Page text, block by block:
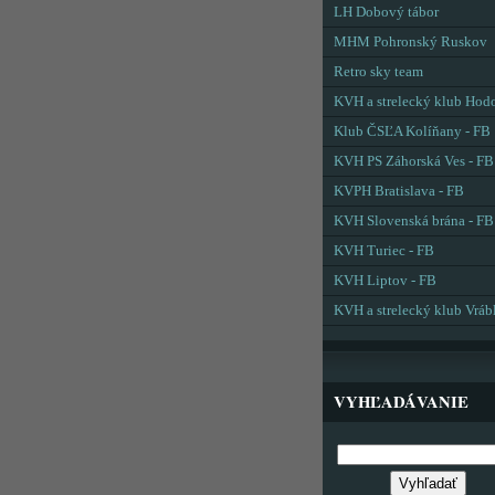
LH Dobový tábor
MHM Pohronský Ruskov
Retro sky team
KVH a strelecký klub
Klub ČSĽA Kolíňany - FB
KVH PS Záhorská Ves - FB
KVPH Bratislava - FB
KVH Slovenská brána - FB
KVH Turiec - FB
KVH Liptov - FB
KVH a strelecký klub
VYHĽADÁVANIE